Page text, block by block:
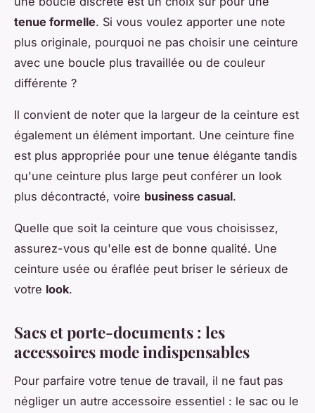
tenue formelle. Si vous voulez apporter une note
plus originale, pourquoi ne pas choisir une ceinture
avec une boucle plus travaillée ou de couleur
différente ?
Il convient de noter que la largeur de la ceinture est
également un élément important. Une ceinture fine
est plus appropriée pour une tenue élégante tandis
qu'une ceinture plus large peut conférer un look
plus décontracté, voire business casual.
Quelle que soit la ceinture que vous choisissez,
assurez-vous qu'elle est de bonne qualité. Une
ceinture usée ou éraflée peut briser le sérieux de
votre look.
Sacs et porte-documents : les
accessoires modeindispensables
Pour parfaire votre tenue de travail, il ne faut pas
négliger un autre accessoire essentiel : le sac ou le